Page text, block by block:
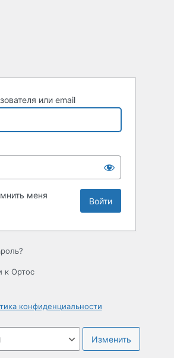
или email
меня
к Ортос
конфиденциальности